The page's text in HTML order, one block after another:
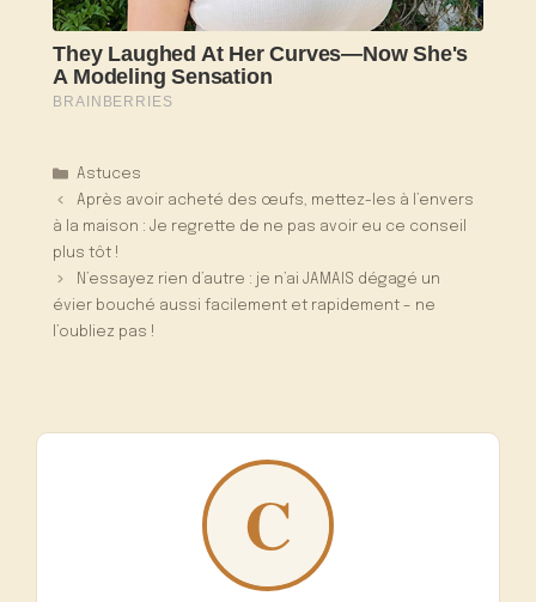
Catégories
Astuces
Après avoir acheté des œufs, mettez-les à l’envers
à la maison : Je regrette de ne pas avoir eu ce conseil
plus tôt !
N’essayez rien d’autre : je n’ai JAMAIS dégagé un
évier bouché aussi facilement et rapidement – ne
l’oubliez pas !